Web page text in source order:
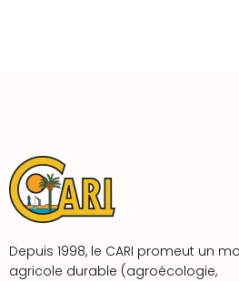
Depuis 1998, le CARI promeut un
agricole durable (agroécologie,